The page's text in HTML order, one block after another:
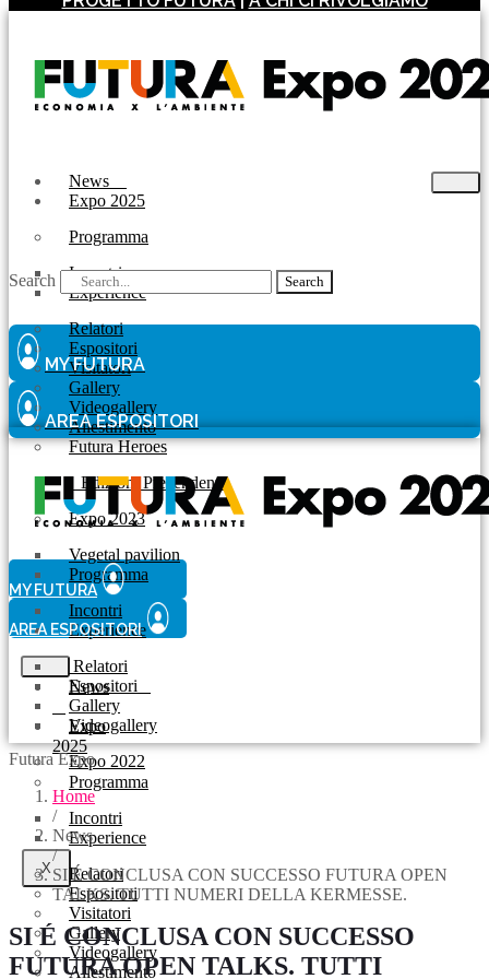
News
Expo 2025
Programma
Incontri
Experience
Relatori
Espositori
Visitatori
Gallery
Videogallery
Allestimento
Futura Heroes
| Edizioni Precendenti
Expo 2023
Vegetal pavilion
Programma
Incontri
Experience
Relatori
Espositori
Gallery
Videogallery
Expo 2022
X
Search Search
MY FUTURA
AREA ESPOSITORI
MY FUTURA
AREA ESPOSITORI
News
Expo
2025
Programma
Incontri
Experience
Relatori
Espositori
Visitatori
Gallery
Videogallery
Allestimento
Futura Expo
Home
/
News
/
SI É CONCLUSA CON SUCCESSO FUTURA OPEN
TALKS. TUTTI NUMERI DELLA KERMESSE.
SI É CONCLUSA CON SUCCESSO
FUTURA OPEN TALKS. TUTTI